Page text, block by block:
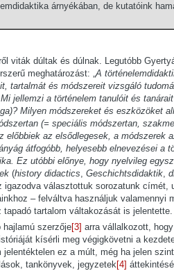
árnyékában, de kutatóink
viták dúltak és dúlnak. Legutóbb
meghatározást: „A
tartalmát és módszereit vizsgáló
jellemzi a történelem tanulóit és
Milyen módszereket és eszközöket
(= speciális módszertan,
előbbiek az elsődlegesek, a módszerek
átfogóbb, helyesebb elnevezései a
Ez utóbbi előnye, hogy nyelvileg
(history didactics, Geschichtsdidaktik,
igazodva választottuk sorozatunk címét,
– felváltva használjuk valamennyi
tapadó tartalom váltakozását is jelentette.
szerzője[3] arra vállalkozott,
kísérli meg végigkövetni a
jelentéktelen ez a múlt, még ha jelen
tankönyvek, jegyzetek[4]